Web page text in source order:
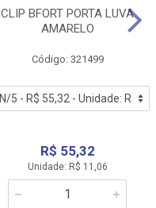
CLIP BFORT PORTA LUVA
AMARELO
Código: 321499
R$ 55,32
Unidade: R$ 11,06